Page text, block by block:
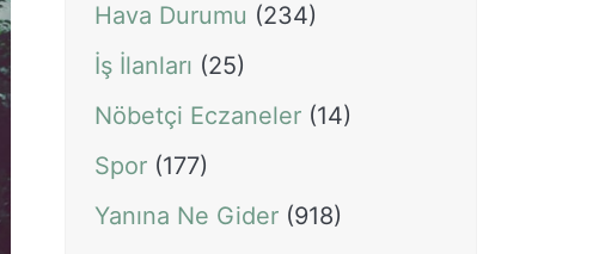
Hava Durumu (234)
İş İlanları (25)
Nöbetçi Eczaneler (14)
Spor (177)
Yanına Ne Gider (918)